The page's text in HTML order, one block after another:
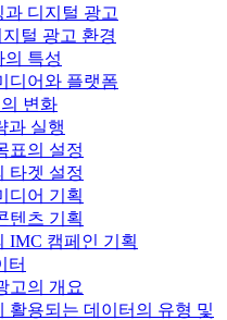
디지털 광고
털 광고 환경
의 특성
디어와 플랫폼
변화
과 실행
표의 설정
타겟 설정
디어 기획
텐츠 기획
IMC 캠페인 기획
터
고의 개요
활용되는 데이터의 유형 및